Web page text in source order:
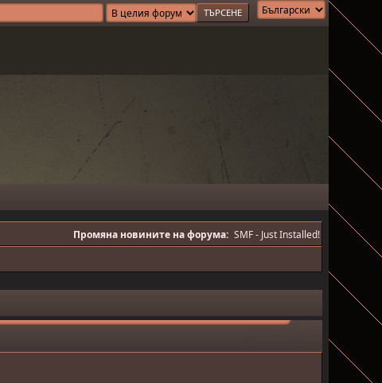
Промяна новините на форума: SMF - Just Installed!